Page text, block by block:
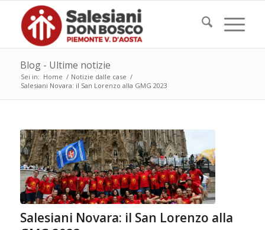
Blog - Ultime notizie
Sei in: Home / Notizie dalle case /
Salesiani Novara: il San Lorenzo alla GMG 2023
Salesiani Novara: il San Lorenzo alla